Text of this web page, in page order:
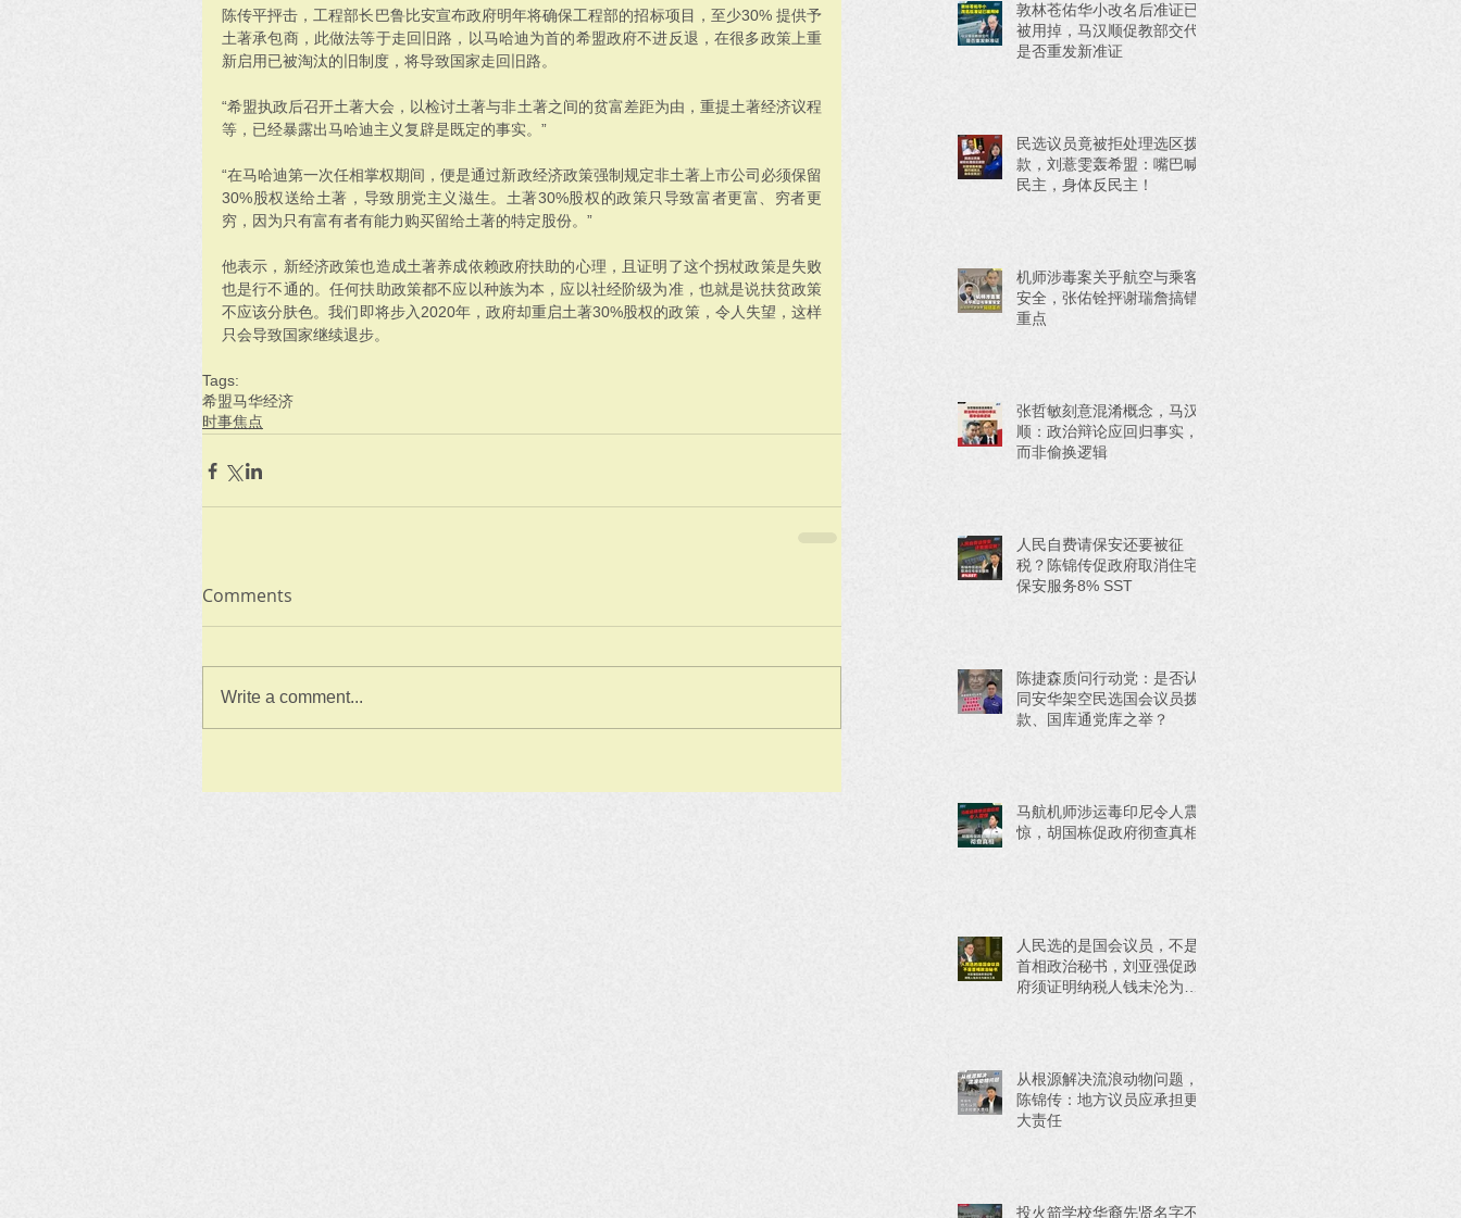
陈传平抨击，工程部长巴鲁比安宣布政府明年将确保工程部的招标项目，至少30% 提供予
土著承包商，此做法等于走回旧路，以马哈迪为首的希盟政府不进反退，在很多政策上重
新启用已被淘汰的旧制度，将导致国家走回旧路。
“希盟执政后召开土著大会，以检讨土著与非土著之间的贫富差距为由，重提土著经济议程
等，已经暴露出马哈迪主义复辟是既定的事实。”
“在马哈迪第一次任相掌权期间，便是通过新政经济政策强制规定非土著上市公司必须保留
30%股权送给土著，导致朋党主义滋生。土著30%股权的政策只导致富者更富、穷者更
穷，因为只有富有者有能力购买留给土著的特定股份。”
他表示，新经济政策也造成土著养成依赖政府扶助的心理，且证明了这个拐杖政策是失败
也是行不通的。任何扶助政策都不应以种族为本，应以社经阶级为准，也就是说扶贫政策
不应该分肤色。我们即将步入2020年，政府却重启土著30%股权的政策，令人失望，这样
只会导致国家继续退步。
Tags:
希盟马华经济
时事焦点
Comments
Write a comment...
敦林苍佑华小改名后准证已
被用掉，马汉顺促教部交代
是否重发新准证
民选议员竟被拒处理选区拨
款，刘薏雯轰希盟：嘴巴喊
民主，身体反民主！
机师涉毒案关乎航空与乘客
安全，张佑铨抨谢瑞詹搞错
重点
张哲敏刻意混淆概念，马汉
顺：政治辩论应回归事实，
而非偷换逻辑
人民自费请保安还要被征
税？陈锦传促政府取消住宅
保安服务8% SST
陈捷森质问行动党：是否认
同安华架空民选国会议员拨
款、国库通党库之举？
马航机师涉运毒印尼令人震
惊，胡国栋促政府彻查真相
人民选的是国会议员，不是
首相政治秘书，刘亚强促政
府须证明纳税人钱未沦为政
从根源解决流浪动物问题，
陈锦传：地方议员应承担更
大责任
投火箭学校华裔先贤名字不